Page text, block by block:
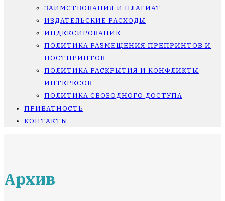
ЗАИМСТВОВАНИЯ И ПЛАГИАТ
ИЗДАТЕЛЬСКИЕ РАСХОДЫ
ИНДЕКСИРОВАНИЕ
ПОЛИТИКА РАЗМЕЩЕНИЯ ПРЕПРИНТОВ И
ПОСТПРИНТОВ
ПОЛИТИКА РАСКРЫТИЯ И КОНФЛИКТЫ
ИНТЕРЕСОВ
ПОЛИТИКА СВОБОДНОГО ДОСТУПА
ПРИВАТНОСТЬ
КОНТАКТЫ
Архив